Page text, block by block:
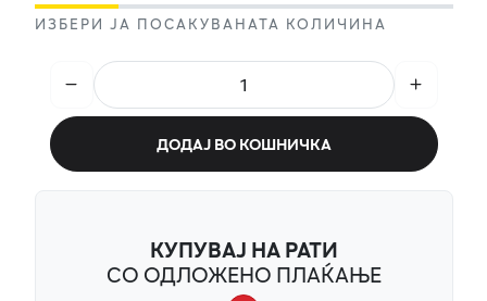
ИЗБЕРИ ЈА ПОСАКУВАНАТА КОЛИЧИНА
ДОДАЈ ВО КОШНИЧКА
КУПУВАЈ НА РАТИ
СО ОДЛОЖЕНО ПЛАЌАЊЕ